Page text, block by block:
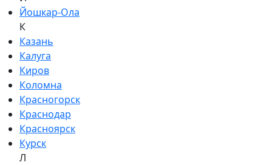
Йошкар-Ола
К
Казань
Калуга
Киров
Коломна
Красногорск
Краснодар
Красноярск
Курск
Л